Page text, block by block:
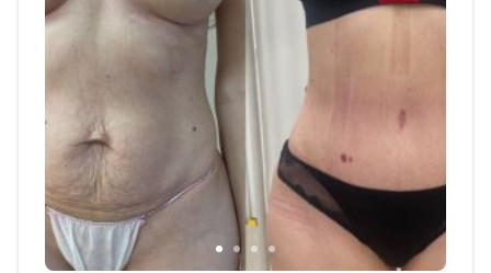
Литовском университете медицинских
наук в 2006 году, доктор завершил
резидентуру по пластической и
реконструктивной хирургии в клиниках
Каунаса Литовского университета
медицинских наук в 2012 году. Доктор
является членом нескольких
профессиональных обществ, включая
Международное общество эстетической
пластической хирургии.<\/p>